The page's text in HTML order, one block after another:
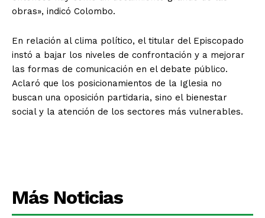
obras», indicó Colombo.
En relación al clima político, el titular del Episcopado
instó a bajar los niveles de confrontación y a mejorar
las formas de comunicación en el debate público.
Aclaró que los posicionamientos de la Iglesia no
buscan una oposición partidaria, sino el bienestar
social y la atención de los sectores más vulnerables.
Más Noticias